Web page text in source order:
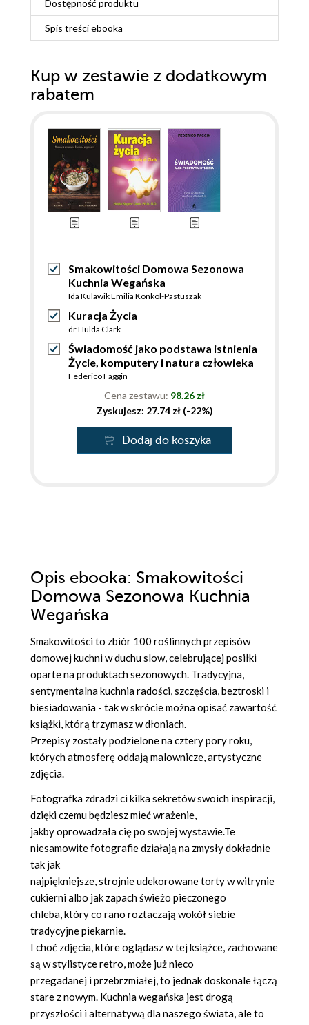
Dostępność produktu
Spis treściebooka
Kup w zestawie z dodatkowym
rabatem
Smakowitości Domowa Sezonowa
Kuchnia Wegańska
Ida Kulawik Emilia Konkol-Pastuszak
Kuracja Życia
dr Hulda Clark
Świadomość jako podstawa istnienia
Życie, komputery i natura człowieka
Federico Faggin
Cena zestawu: 98.26 zł
Zyskujesz: 27.74 zł (-22%)
Dodaj do koszyka
Opis ebooka: Smakowitości
Domowa Sezonowa Kuchnia
Wegańska
Smakowitości to zbiór 100 roślinnych przepisów
domowej kuchni w duchu slow, celebrującej posiłki
oparte na produktach sezonowych. Tradycyjna,
sentymentalna kuchnia radości, szczęścia, beztroski i
biesiadowania - tak w skrócie można opisać zawartość
książki, którą trzymasz w dłoniach.
Przepisy zostały podzielone na cztery pory roku,
których atmosferę oddają malownicze, artystyczne
zdjęcia.
Fotografka zdradzi ci kilka sekretów swoich inspiracji,
dzięki czemu będziesz mieć wrażenie,
jakby oprowadzała cię po swojej wystawie.Te
niesamowite fotografie działają na zmysły dokładnie
tak jak
najpiękniejsze, strojnie udekorowane torty w witrynie
cukierni albo jak zapach świeżo pieczonego
chleba, który co rano roztaczają wokół siebie
tradycyjne piekarnie.
I choć zdjęcia, które oglądasz w tej książce, zachowane
są w stylistyce retro, może już nieco
przegadanej i przebrzmiałej, to jednak doskonale łączą
stare z nowym. Kuchnia wegańska jest drogą
przyszłości i alternatywą dla naszego świata, ale to